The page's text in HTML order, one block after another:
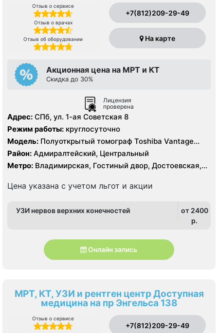
Отзыв о сервисе
Отзыв о врачах
Отзыв об оборудовании
+7(812)209-29-49
На карте
Акционная цена на МРТ и КТ
Скидка до 30%
Лицензия
проверена
Адрес: СПб, ул. 1-ая Советская 8
Режим работы: круглосуточно
Модель: Полуоткрытый томограф Toshiba Vantage
Titan 1.5 Тесла, КТ Toshiba Aquilion CX 128 срезов, УЗИ
Район: Адмиралтейский, Центральный
Метро: Владимирская, Гостиный двор, Достоевская,
Площадь Александра Невского, Площадь Восстания,
Пушкинская
Цена указана с учетом льгот и акции
УЗИ нервов верхних конечностей
от 2400
p.
Онлайн запись
МРТ, КТ, УЗИ и рентген центр Доступная
медицина на пр Энгельса 138
Отзыв о сервисе
+7(812)209-29-49